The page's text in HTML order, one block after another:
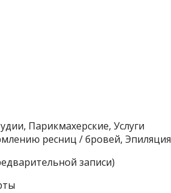
Парикмахерские, Услуги
ресниц / бровей, Эпиляция
записи)